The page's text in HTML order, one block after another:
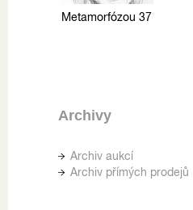
Metamorfózou 37
Archivy
Archiv aukcí
Archiv přímých prodejů